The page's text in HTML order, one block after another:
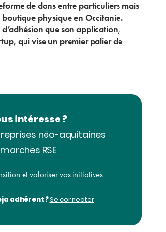
de dons entre particuliers mais
boutique physique en Occitanie.
que son application,
qui vise un premier palier de
intéresse ?
néo-aquitaines
RSE
et valoriser vos initiatives
adhérent ?Se connecter